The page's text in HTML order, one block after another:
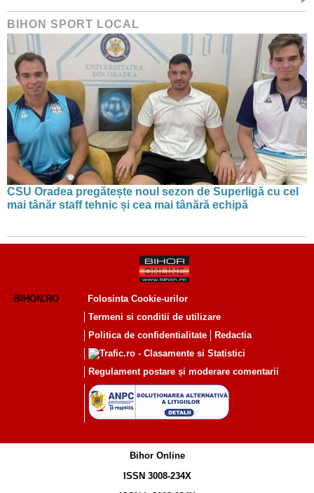
BIHON SPORT LOCAL
CSU Oradea pregătește noul sezon de Superligă cu cel
mai tânăr staff tehnic și cea mai tânără echipă
BIHON.RO
Folosinta Cookie-urilor
Termeni si conditii de utilizare
Politica de confidentialitate
Redactia
Regulament postare și moderare comentarii
Bihor Online
ISSN 3008-234X